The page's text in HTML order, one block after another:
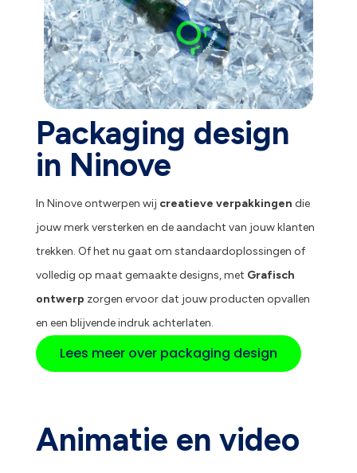
Packaging design
in Ninove
In Ninove ontwerpen wij creatieve verpakkingen die
jouw merk versterken en de aandacht van jouw klanten
trekken. Of het nu gaat om standaardoplossingen of
volledig op maat gemaakte designs, met Grafisch
ontwerp zorgen ervoor dat jouw producten opvallen
en een blijvende indruk achterlaten.
Lees meer over packaging design
Animatie en video